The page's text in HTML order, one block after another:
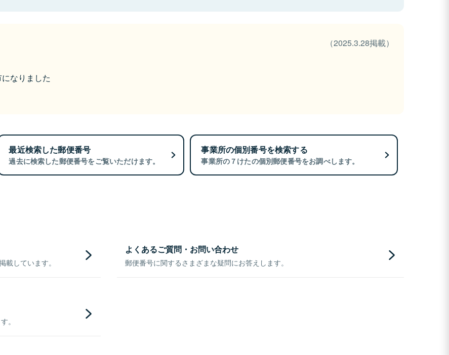
（2025.3.28掲載）
なりました
最近検索した郵便番号
過去に検索した郵便番号をご覧いただけます。
事業所の個別番号を検索する
事業所の７けたの個別郵便番号をお調べします。
しています。
よくあるご質問・お問い合わせ
郵便番号に関するさまざまな疑問にお答えします。
。